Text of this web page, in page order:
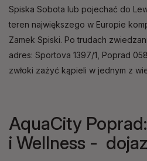
Spiska Sobota lub pojechać do
teren największego w Europie
Zamek Spiski. Po trudach
adres: Sportova 1397/1, Poprad
zwłoki zażyć kąpieli w jednym z
AquaCity
i Wellness -